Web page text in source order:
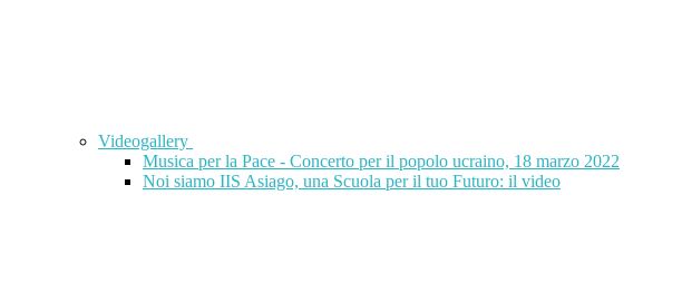
Videogallery
Musica per la Pace - Concerto per il popolo ucraino, 18 marzo 2022
Noi siamo IIS Asiago, una Scuola per il tuo Futuro: il video